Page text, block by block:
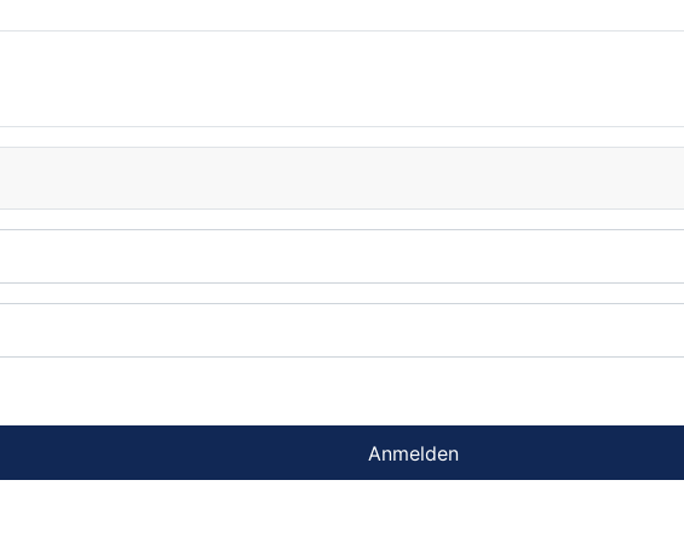
Anmelden